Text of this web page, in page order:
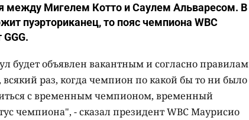
между Мигелем Котто и Саулем Альваресом. В
пуэрториканец, то пояс чемпиона WBC
будет объявлен вакантным и согласно правилам
раз, когда чемпион по какой бы то ни было
с временным чемпионом, временный
чемпиона", - сказал президент WBC Маурисио